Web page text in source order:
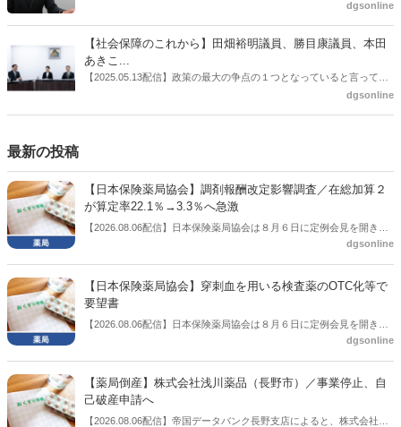
た。本紙では、厚生労働省保険局医療課・薬剤管理官の安川孝志氏
dgsonline
【社会保障のこれから】田畑裕明議員、勝目康議員、本田
あきこ...
【2025.05.13配信】政策の最大の争点の１つとなっていると言っても
よいのが社会保障のこれからのあり方だ。特に与党では、政府関係者
dgsonline
最新の投稿
【日本保険薬局協会】調剤報酬改定影響調査／在総加算２
が算定率22.1％→3.3％へ急激
【2026.08.06配信】日本保険薬局協会は８月６日に定例会見を開き、
「令和８年度調剤報酬改定に係る保険薬局への影響」の調査結果を公
3.3％へ大きく低下した。
dgsonline
【日本保険薬局協会】穿刺血を用いる検査薬のOTC化等で
要望書
【2026.08.06配信】日本保険薬局協会は８月６日に定例会見を開き、
「穿刺血を用いる検査薬のOTC化等に関する要望書」を厚生労働省 医
dgsonline
【薬局倒産】株式会社浅川薬品（長野市）／事業停止、自
己破産申請へ
【2026.08.06配信】帝国データバンク長野支店によると、株式会社浅